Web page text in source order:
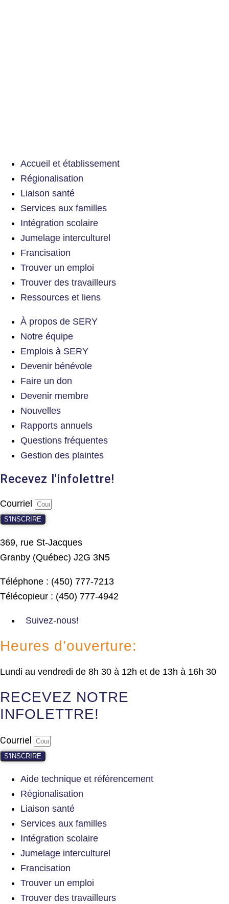
Accueil et établissement
Régionalisation
Liaison santé
Services aux familles
Intégration scolaire
Jumelage interculturel
Francisation
Trouver un emploi
Trouver des travailleurs
Ressources et liens
À propos de SERY
Notre équipe
Emplois à SERY
Devenir bénévole
Faire un don
Devenir membre
Nouvelles
Rapports annuels
Questions fréquentes
Gestion des plaintes
Recevez l'infolettre!
Courriel
S'INSCRIRE
369, rue St-Jacques
Granby (Québec) J2G 3N5
Téléphone : (450) 777-7213
Télécopieur : (450) 777-4942
Suivez-nous!
Heures d’ouverture:
Lundi au vendredi de 8h 30 à 12h et de 13h à 16h 30
RECEVEZ NOTRE
INFOLETTRE!
Courriel
S'INSCRIRE
Aide technique et référencement
Régionalisation
Liaison santé
Services aux familles
Intégration scolaire
Jumelage interculturel
Francisation
Trouver un emploi
Trouver des travailleurs